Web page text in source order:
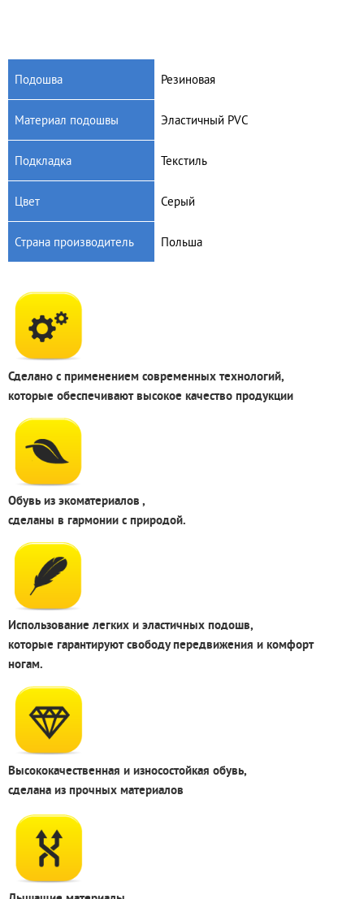
Befado Lena 248Q020
340грн.
Befado Lena 248q023
Подошва Резиновая
Материал подошвы Эластичный PVC
Подкладка Текстиль
Цвет Серый
Страна производитель Польша
Сделано с применением современных технологий,
которые обеспечивают высокое качество продукции
Обувь из экоматериалов ,
сделаны в гармонии с природой.
Использование легких и эластичных подошв,
которые гарантируют свободу передвижения и комфорт
ногам.
Высококачественная и износостойкая обувь,
сделана из прочных материалов